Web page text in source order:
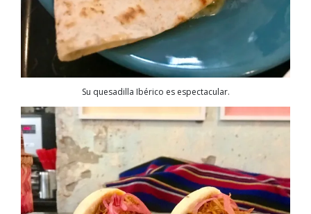
Su quesadilla Ibérico es espectacular.